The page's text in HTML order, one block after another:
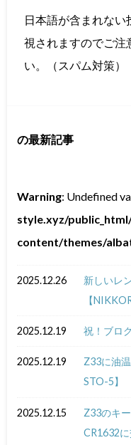
日本語が含まれない
視されますのでご注
い。（スパム対策）
の最新記事
Warning: Undefined
style.xyz/
content/themes/
2025.12.26
新しいレ
【
2025.12.19 祝！ブロ
2025.12.19
Z33に油
STO-5】
2025.12.15
Z33のキ
CR1632に